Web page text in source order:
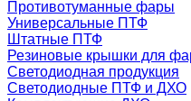
Противотуманные фары
Универсальные ПТФ
Штатные ПТФ
Резиновые крышки для
Светодиодная продукция
Светодиодные ПТФ и ДХО